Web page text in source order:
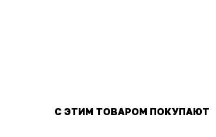
С ЭТИМ ТОВАРОМ ПОКУПАЮТ